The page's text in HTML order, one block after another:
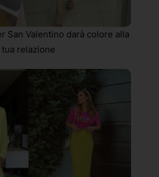
San Valentino darà colore alla
tua relazione